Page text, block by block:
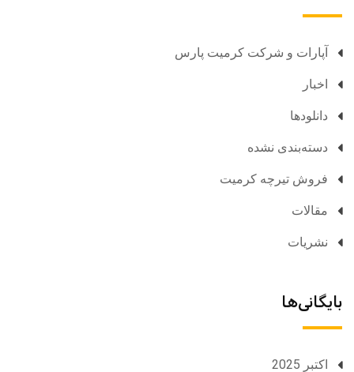
آپارات و شرکت کرمیت پارس
اخبار
دانلودها
دسته‌بندی نشده
فروش تیرچه کرمیت
مقالات
نشریات
بایگانی‌ها
اکتبر 2025